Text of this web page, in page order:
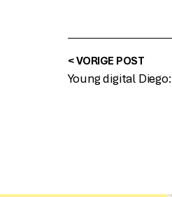
< VORIGE POST